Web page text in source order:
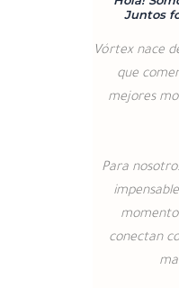
Juntos
Vórtex nace
que
mejores
Para
conectan